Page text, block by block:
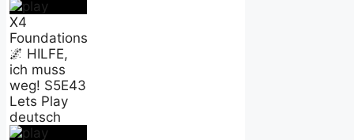
X4
Foundations
🌌 HILFE,
ich muss
weg! S5E43
Lets Play
deutsch